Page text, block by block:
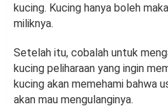
kucing. Kucing hanya boleh
miliknya.
Setelah itu, cobalah untuk
kucing peliharaan yang ingin
kucing akan memehami bahwa
akan mau mengulanginya.